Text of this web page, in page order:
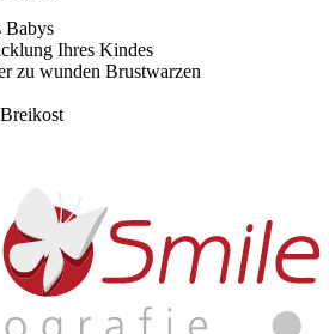
Babys
Ihres Kindes
zu wunden Brustwarzen